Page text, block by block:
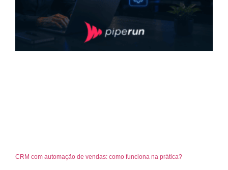
CRM com automação de vendas: como funciona na prática?